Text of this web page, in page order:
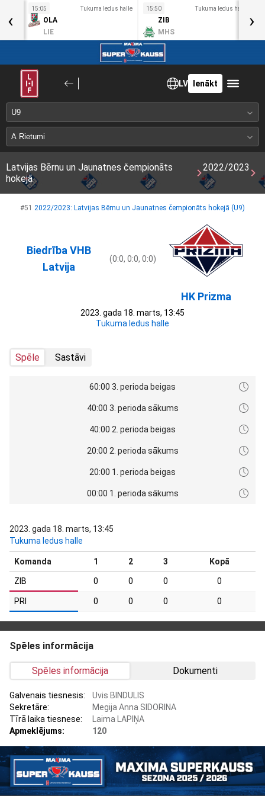
15:05 Tukuma ledus halle
OLA
LIE
15:50 Tukuma ledus halle
ZIB
MHS
‹ ›
LV Ienākt
Latvijas Bērnu un Jaunatnes čempionāts
hokejā
2022/2023
#51 2022/2023: Latvijas Bērnu un Jaunatnes čempionāts hokejā (U9)
Biedrība VHB
Latvija
(0:0, 0:0, 0:0)
HK Prizma
2023. gada 18. marts, 13:45
Tukuma ledus halle
Spēle Sastāvi
60:00 3. perioda beigas
40:00 3. perioda sākums
40:00 2. perioda beigas
20:00 2. perioda sākums
20:00 1. perioda beigas
00:00 1. perioda sākums
2023. gada 18. marts, 13:45
Tukuma ledus halle
Komanda 1 2 3 Kopā
ZIB 0 0 0 0
PRI 0 0 0 0
Spēles informācija
Spēles informācija Dokumenti
Galvenais tiesnesis:
Uvis BINDULIS
Sekretāre:
Megija Anna SIDORINA
Tīrā laika tiesnese:
Laima LAPIŅA
Apmeklējums:
120